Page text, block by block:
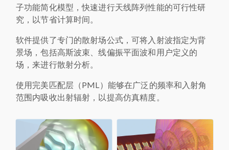
子功能简化模型，快速进行天线阵列性能的可行性研
究，以节省计算时间。
软件提供了专门的散射场公式，可将入射波指定为背
景场，包括高斯波束、线偏振平面波和用户定义的
场，来进行散射分析。
使用完美匹配层（PML）能够在广泛的频率和入射角
范围内吸收出射辐射，以提高仿真精度。